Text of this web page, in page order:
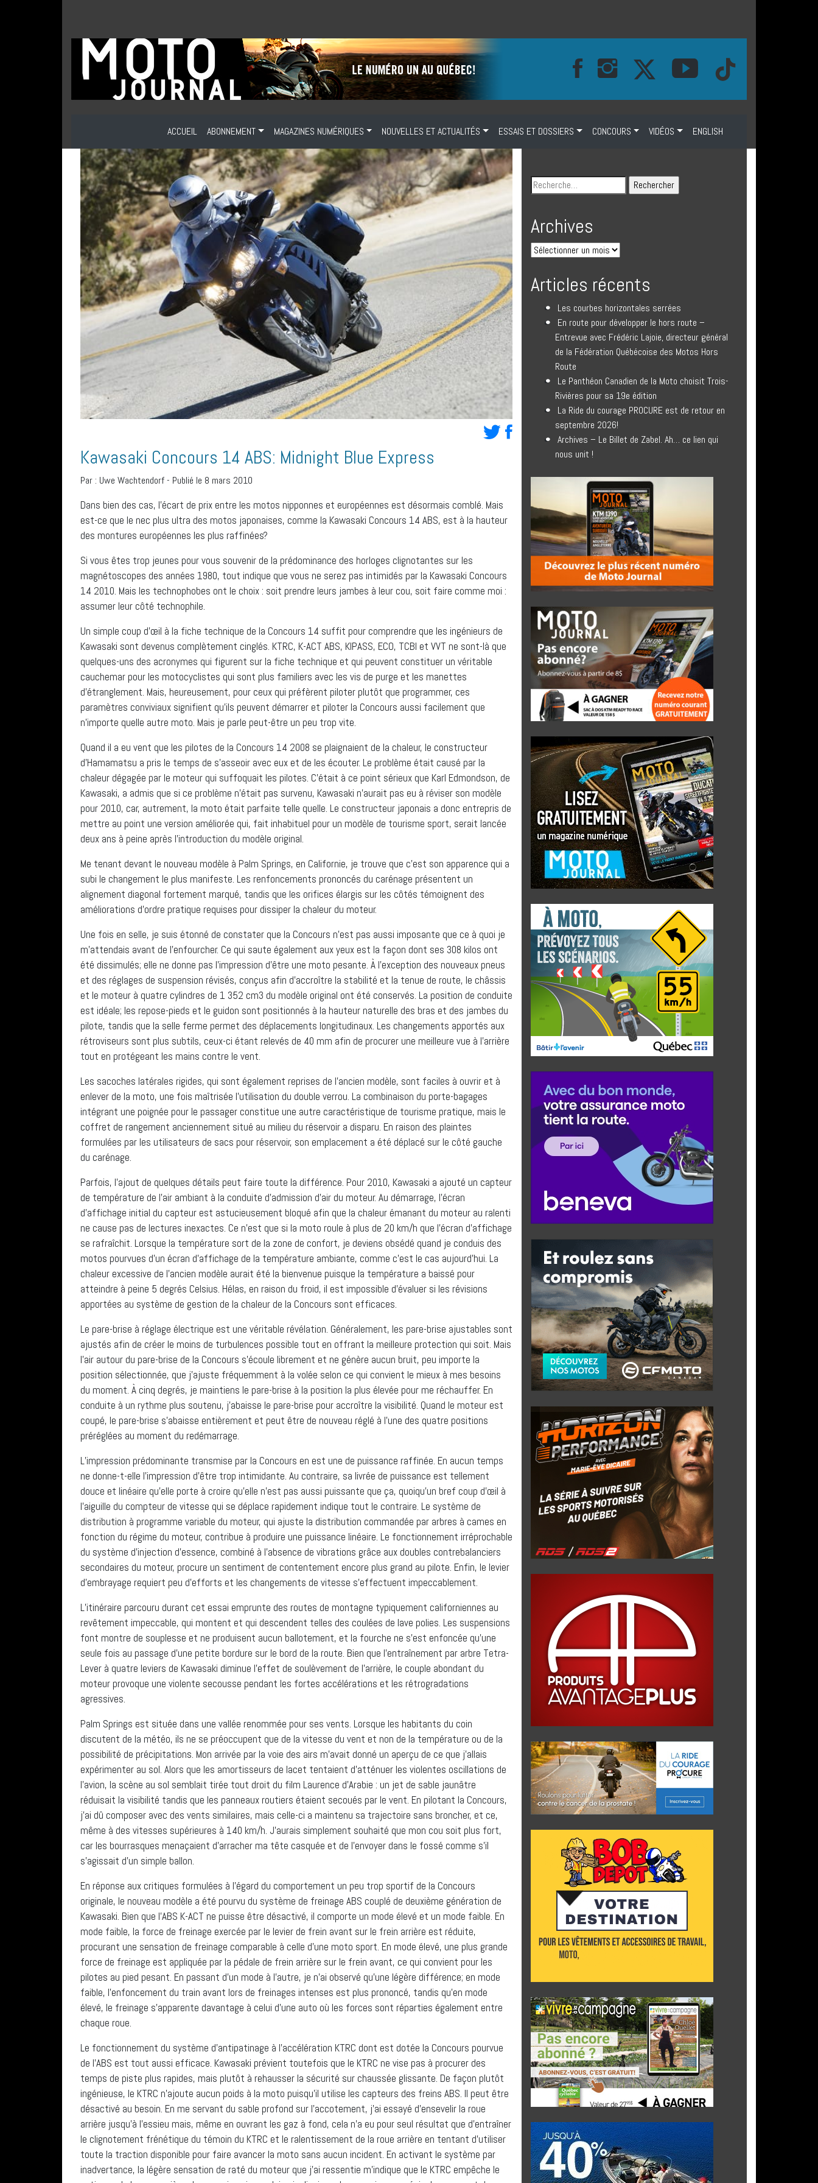
ACCUEIL ABONNEMENT MAGAZINES NUMÉRIQUES NOUVELLES ET ACTUALITÉS ESSAIS ET DOSSIERS CONCOURS VIDÉOS ENGLISH
Kawasaki Concours 14 ABS: Midnight Blue Express
Par : Uwe Wachtendorf- Publié le 8 mars 2010
Dans bien des cas, l’écart de prix entre les motos nipponnes et européennes est désormais comblé. Mais
est-ce que le nec plus ultra des motos japonaises, comme la Kawasaki Concours 14 ABS, est à la hauteur
des montures européennes les plus raffinées?
Si vous êtes trop jeunes pour vous souvenir de la prédominance des horloges clignotantes sur les
magnétoscopes des années 1980, tout indique que vous ne serez pas intimidés par la Kawasaki Concours
14 2010. Mais les technophobes ont le choix : soit prendre leurs jambes à leur cou, soit faire comme moi :
assumer leur côté technophile.
Un simple coup d’œil à la fiche technique de la Concours 14 suffit pour comprendre que les ingénieurs de
Kawasaki sont devenus complètement cinglés. KTRC, K-ACT ABS, KIPASS, ECO, TCBI et VVT ne sont-là que
quelques-uns des acronymes qui figurent sur la fiche technique et qui peuvent constituer un véritable
cauchemar pour les motocyclistes qui sont plus familiers avec les vis de purge et les manettes
d’étranglement. Mais, heureusement, pour ceux qui préfèrent piloter plutôt que programmer, ces
paramètres conviviaux signifient qu’ils peuvent démarrer et piloter la Concours aussi facilement que
n’importe quelle autre moto. Mais je parle peut-être un peu trop vite.
Quand il a eu vent que les pilotes de la Concours 14 2008 se plaignaient de la chaleur, le constructeur
d’Hamamatsu a pris le temps de s’asseoir avec eux et de les écouter. Le problème était causé par la
chaleur dégagée par le moteur qui suffoquait les pilotes. C’était à ce point sérieux que Karl Edmondson, de
Kawasaki, a admis que si ce problème n’était pas survenu, Kawasaki n’aurait pas eu à réviser son modèle
pour 2010, car, autrement, la moto était parfaite telle quelle. Le constructeur japonais a donc entrepris de
mettre au point une version améliorée qui, fait inhabituel pour un modèle de tourisme sport, serait lancée
deux ans à peine après l’introduction du modèle original.
Me tenant devant le nouveau modèle à Palm Springs, en Californie, je trouve que c’est son apparence qui a
subi le changement le plus manifeste. Les renfoncements prononcés du carénage présentent un
alignement diagonal fortement marqué, tandis que les orifices élargis sur les côtés témoignent des
améliorations d’ordre pratique requises pour dissiper la chaleur du moteur.
Une fois en selle, je suis étonné de constater que la Concours n’est pas aussi imposante que ce à quoi je
m’attendais avant de l’enfourcher. Ce qui saute également aux yeux est la façon dont ses 308 kilos ont
été dissimulés; elle ne donne pas l’impression d’être une moto pesante. À l’exception des nouveaux pneus
et des réglages de suspension révisés, conçus afin d’accroître la stabilité et la tenue de route, le châssis
et le moteur à quatre cylindres de 1 352 cm3 du modèle original ont été conservés. La position de conduite
est idéale; les repose-pieds et le guidon sont positionnés à la hauteur naturelle des bras et des jambes du
pilote, tandis que la selle ferme permet des déplacements longitudinaux. Les changements apportés aux
rétroviseurs sont plus subtils, ceux-ci étant relevés de 40 mm afin de procurer une meilleure vue à l’arrière
tout en protégeant les mains contre le vent.
Les sacoches latérales rigides, qui sont également reprises de l’ancien modèle, sont faciles à ouvrir et à
enlever de la moto, une fois maîtrisée l’utilisation du double verrou. La combinaison du porte-bagages
intégrant une poignée pour le passager constitue une autre caractéristique de tourisme pratique, mais le
coffret de rangement anciennement situé au milieu du réservoir a disparu. En raison des plaintes
formulées par les utilisateurs de sacs pour réservoir, son emplacement a été déplacé sur le côté gauche
du carénage.
Parfois, l’ajout de quelques détails peut faire toute la différence. Pour 2010, Kawasaki a ajouté un capteur
de température de l’air ambiant à la conduite d’admission d’air du moteur. Au démarrage, l’écran
d’affichage initial du capteur est astucieusement bloqué afin que la chaleur émanant du moteur au ralenti
ne cause pas de lectures inexactes. Ce n’est que si la moto roule à plus de 20 km/h que l’écran d’affichage
se rafraîchit. Lorsque la température sort de la zone de confort, je deviens obsédé quand je conduis des
motos pourvues d’un écran d’affichage de la température ambiante, comme c’est le cas aujourd’hui. La
chaleur excessive de l’ancien modèle aurait été la bienvenue puisque la température a baissé pour
atteindre à peine 5 degrés Celsius. Hélas, en raison du froid, il est impossible d’évaluer si les révisions
apportées au système de gestion de la chaleur de la Concours sont efficaces.
Le pare-brise à réglage électrique est une véritable révélation. Généralement, les pare-brise ajustables sont
ajustés afin de créer le moins de turbulences possible tout en offrant la meilleure protection qui soit. Mais
l’air autour du pare-brise de la Concours s’écoule librement et ne génère aucun bruit, peu importe la
position sélectionnée, que j’ajuste fréquemment à la volée selon ce qui convient le mieux à mes besoins
du moment. À cinq degrés, je maintiens le pare-brise à la position la plus élevée pour me réchauffer. En
conduite à un rythme plus soutenu, j’abaisse le pare-brise pour accroître la visibilité. Quand le moteur est
coupé, le pare-brise s’abaisse entièrement et peut être de nouveau réglé à l’une des quatre positions
préréglées au moment du redémarrage.
L’impression prédominante transmise par la Concours en est une de puissance raffinée. En aucun temps
ne donne-t-elle l’impression d’être trop intimidante. Au contraire, sa livrée de puissance est tellement
douce et linéaire qu’elle porte à croire qu’elle n’est pas aussi puissante que ça, quoiqu’un bref coup d’œil à
l’aiguille du compteur de vitesse qui se déplace rapidement indique tout le contraire. Le système de
distribution à programme variable du moteur, qui ajuste la distribution commandée par arbres à cames en
fonction du régime du moteur, contribue à produire une puissance linéaire. Le fonctionnement irréprochable
du système d’injection d’essence, combiné à l’absence de vibrations grâce aux doubles contrebalanciers
secondaires du moteur, procure un sentiment de contentement encore plus grand au pilote. Enfin, le levier
d’embrayage requiert peu d’efforts et les changements de vitesse s’effectuent impeccablement.
L’itinéraire parcouru durant cet essai emprunte des routes de montagne typiquement californiennes au
revêtement impeccable, qui montent et qui descendent telles des coulées de lave polies. Les suspensions
font montre de souplesse et ne produisent aucun ballotement, et la fourche ne s’est enfoncée qu’une
seule fois au passage d’une petite bordure sur le bord de la route. Bien que l’entraînement par arbre Tetra-
Lever à quatre leviers de Kawasaki diminue l’effet de soulèvement de l’arrière, le couple abondant du
moteur provoque une violente secousse pendant les fortes accélérations et les rétrogradations
agressives.
Palm Springs est située dans une vallée renommée pour ses vents. Lorsque les habitants du coin
discutent de la météo, ils ne se préoccupent que de la vitesse du vent et non de la température ou de la
possibilité de précipitations. Mon arrivée par la voie des airs m’avait donné un aperçu de ce que j’allais
expérimenter au sol. Alors que les amortisseurs de lacet tentaient d’atténuer les violentes oscillations de
l’avion, la scène au sol semblait tirée tout droit du film Laurence d’Arabie : un jet de sable jaunâtre
réduisait la visibilité tandis que les panneaux routiers étaient secoués par le vent. En pilotant la Concours,
j’ai dû composer avec des vents similaires, mais celle-ci a maintenu sa trajectoire sans broncher, et ce,
même à des vitesses supérieures à 140 km/h. J’aurais simplement souhaité que mon cou soit plus fort,
car les bourrasques menaçaient d’arracher ma tête casquée et de l’envoyer dans le fossé comme s’il
s’agissait d’un simple ballon.
En réponse aux critiques formulées à l’égard du comportement un peu trop sportif de la Concours
originale, le nouveau modèle a été pourvu du système de freinage ABS couplé de deuxième génération de
Kawasaki. Bien que l’ABS K-ACT ne puisse être désactivé, il comporte un mode élevé et un mode faible. En
mode faible, la force de freinage exercée par le levier de frein avant sur le frein arrière est réduite,
procurant une sensation de freinage comparable à celle d’une moto sport. En mode élevé, une plus grande
force de freinage est appliquée par la pédale de frein arrière sur le frein avant, ce qui convient pour les
pilotes au pied pesant. En passant d’un mode à l’autre, je n’ai observé qu’une légère différence; en mode
faible, l’enfoncement du train avant lors de freinages intenses est plus prononcé, tandis qu’en mode
élevé, le freinage s’apparente davantage à celui d’une auto où les forces sont réparties également entre
chaque roue.
Le fonctionnement du système d’antipatinage à l’accélération KTRC dont est dotée la Concours pourvue
de l’ABS est tout aussi efficace. Kawasaki prévient toutefois que le KTRC ne vise pas à procurer des
temps de piste plus rapides, mais plutôt à rehausser la sécurité sur chaussée glissante. De façon plutôt
ingénieuse, le KTRC n’ajoute aucun poids à la moto puisqu’il utilise les capteurs des freins ABS. Il peut être
désactivé au besoin. En me servant du sable profond sur l’accotement, j’ai essayé d’ensevelir la roue
arrière jusqu’à l’essieu mais, même en ouvrant les gaz à fond, cela n’a eu pour seul résultat que d’entraîner
le clignotement frénétique du témoin du KTRC et le ralentissement de la roue arrière en tentant d’utiliser
toute la traction disponible pour faire avancer la moto sans aucun incident. En activant le système par
inadvertance, la légère sensation de raté du moteur que j’ai ressentie m’indique que le KTRC empêche le
Archives
Articles récents
Les courbes horizontales serrées
En route pour développer le hors route –
Entrevue avec Frédéric Lajoie, directeur général
de la Fédération Québécoise des Motos Hors
Route
Le Panthéon Canadien de la Moto choisit Trois-
Rivières pour sa 19e édition
La Ride du courage PROCURE est de retour en
septembre 2026!
Archives – Le Billet de Zabel. Ah… ce lien qui
nous unit !